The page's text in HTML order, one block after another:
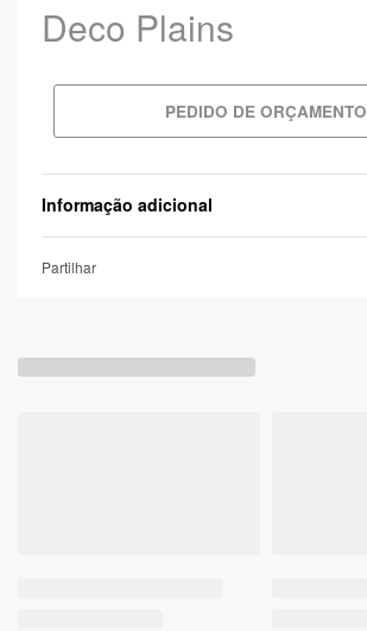
Deco Plains
PEDIDO DE ORÇAMENTO
Informação adicional
Partilhar